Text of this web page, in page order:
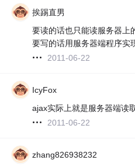
挨踢直男
要读的话也只能读服务器上
要写的话用服务器端程序实
2011-06-22
IcyFox
ajax实际上就是服务器端读
2011-06-22
zhang826938232